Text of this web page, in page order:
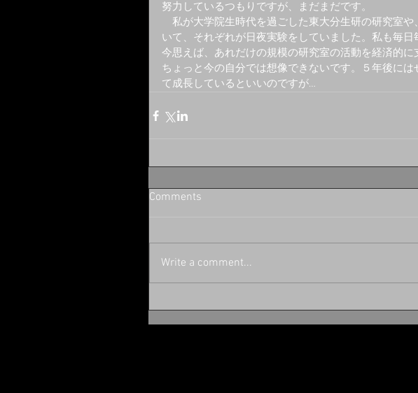
努力しているつもりですが、まだまだです。
私が大学院生時代を過ごした東大分生研の研究室や
いて、それぞれが日夜実験をしていました。私も毎日
今思えば、あれだけの規模の研究室の活動を経済的に
ちょっと今の自分では想像できないです。５年後に
て成長しているといいのですが…
Comments
Write a comment...